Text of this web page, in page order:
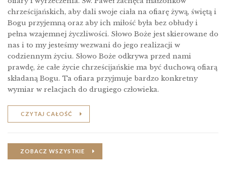
chrześcĳańskich, aby dali swoje ciała na ofiarę żywą, świętą i
Bogu przyjemną oraz aby ich miłość była bez obłudy i
pełna wzajemnej życzliwości. Słowo Boże jest skierowane do
nas i to my jesteśmy wezwani do jego realizacji w
codziennym życiu. Słowo Boże odkrywa przed nami
prawdę, że całe życie chrześcĳańskie ma być duchową ofiarą
składaną Bogu. Ta ofiara przyjmuje bardzo konkretny
wymiar w relacjach do drugiego człowieka.
CZYTAJ CAŁOŚĆ
ZOBACZ WSZYSTKIE